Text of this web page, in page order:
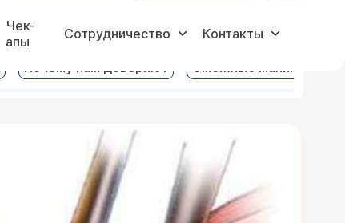
Чек-
апы
Сотрудничество Контакты
Почему нам доверяют Смежные манипуляции